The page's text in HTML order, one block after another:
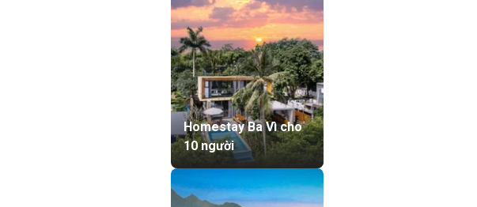
Homestay Ba Vì cho
10 người